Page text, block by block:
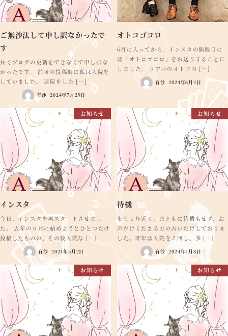
ご無沙汰して申し訳なかったで
す
長くブログの更新をできなくて申し訳な
かったです。 前回の投稿時に私は入院を
していました。 退院をした […]
有沙 2024年7月29日
オトコゴコロ
6月に入ってから、インスタの偶数日に
は「オトコゴコロ」をお送りすることに
しました。 リアルのオトコの […]
有沙 2024年6月2日
お知らせ
インスタ
今日、インスタを再スタートさせまし
た。 去年の６月に始めようとひとつだけ
投稿したものの、その後入院な […]
有沙 2024年5月2日
お知らせ
待機
もう１年近く、まともに待機もせず、お
声がけくださる方の占いだけしておりま
した。昨年は入院を２回し、多 […]
有沙 2024年4月8日
お知らせ お知らせ